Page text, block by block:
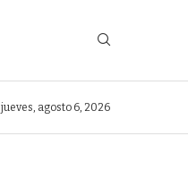
jueves, agosto 6, 2026